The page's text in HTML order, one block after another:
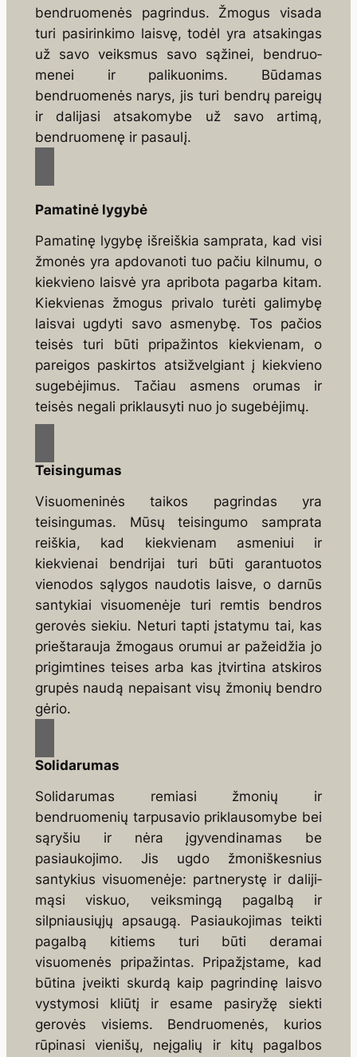
bendruomenės pagrindus. Žmogus visada
turi pasirinkimo laisvę, todėl yra atsakingas
už savo veiksmus savo sąžinei, bendruo­
menei ir palikuonims. Būdamas
bendruomenės narys, jis turi bendrų pareigų
ir dalijasi atsakomybe už savo artimą,
bendruomenę ir pasaulį.
Pamatinė lygybė
Pamatinę lygybę išreiškia samprata, kad visi
žmonės yra apdovanoti tuo pačiu kilnumu, o
kiekvieno laisvė yra apribota pagarba kitam.
Kiekvienas žmogus privalo turėti galimybę
laisvai ugdyti sa­vo asmenybę. Tos pačios
teisės turi būti pripažintos kiekvienam, o
pareigos paskirtos atsižvel­giant į kiekvieno
sugebėjimus. Tačiau asmens orumas ir
teisės negali priklausyti nuo jo sugebė­jimų.
Teisingumas
Visuomeninės taikos pagrindas yra
teisingumas. Mūsų teisingumo samprata
reiškia, kad kiekvienam asmeniui ir
kiekvienai bendrijai turi būti garantuotos
vienodos sąlygos naudotis laisve, o darnūs
santykiai visuomenėje turi remtis bendros
gerovės siekiu. Netu­ri tapti įstatymu tai, kas
prieštarauja žmogaus orumui ar pažeidžia jo
prigimtines teises arba kas įtvirtina atskiros
grupės naudą nepaisant visų žmonių bendro
gėrio.
Solidarumas
Solidarumas remiasi žmonių ir
bendruomenių tarpusavio priklausomybe bei
sąryšiu ir nėra ­įgyvendinamas be
pasiaukojimo. Jis ugdo žmoniškesnius
santykius visuomenėje: partnerystę ir daliji­
mąsi viskuo, veiksmingą pagalbą ir
silpniausiųjų apsaugą. Pasiaukojimas teikti
pagalbą kitiems turi būti deramai
visuomenės pripažintas. Pripažįstame, kad
būtina įveikti skurdą kaip pagrindinę laisvo
vystymosi kliūtį ir esame pasiryžę siekti
gerovės visiems. Bendruomenės, kurios
rūpinasi vienišų, neįgalių ir kitų pagalbos